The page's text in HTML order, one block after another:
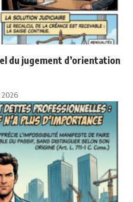
du jugement d’orientation